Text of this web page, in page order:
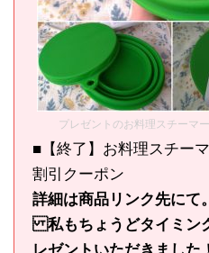
プレゼントのお料理スチーマ
■【終了】お料理スチー
割引クーポン
詳細は商品リンク先にて。
私もちょうどタイミン